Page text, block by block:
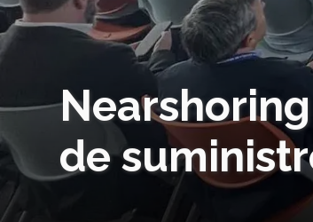
de